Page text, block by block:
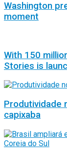
Washington
moment
With 150
Stories is
Produtividade
capixaba